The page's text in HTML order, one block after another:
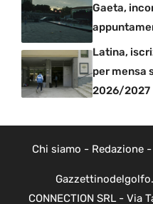
Gaeta,
Latina,
per mensa
2026/2027
Chi siamo - Redazione-
CONNECTION SRL - Via